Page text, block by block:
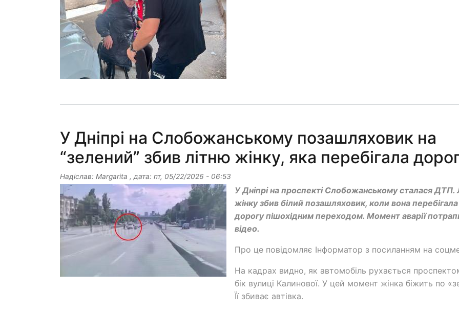
У Дніпрі на Слобожанському позашляховик на
“зелений” збив літню жінку, яка перебігала
Надіслав: Margarita , дата: пт, 05/22/2026 - 06:53
У Дніпрі на проспекті Слобожанському сталася ДТП.
жінку збив білий позашляховик, коли вона перебігала
дорогу пішохідним переходом. Момент аварії
відео.
Про це повідомляє Інформатор з посиланням на
На кадрах видно, як автомобіль рухається
бік вулиці Калинової. У цей момент жінка біжить по
Її збиває автівка.